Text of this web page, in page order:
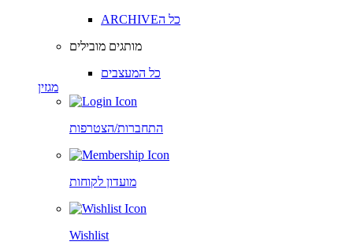
ARCHIVEכל ה
מותגים מובילים
כל המעצבים
מגזין
התחברות/הצטרפות
מועדון לקוחות
Wishlist